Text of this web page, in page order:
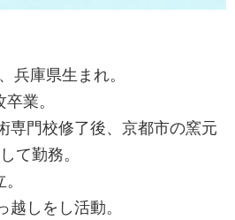
兵庫県生まれ。
業。
専門校修了後、京都市の窯元
て勤務。
越しをし活動。